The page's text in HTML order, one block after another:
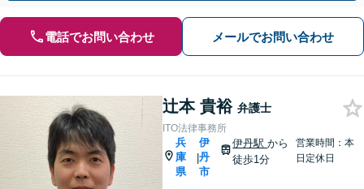
電話でお問い合わせ メールでお問い合わせ
辻本 貴裕 弁護士
ITO法律事務所
兵
庫
県
|
伊
丹
市
伊丹駅から
徒歩1分
営業時間：本
日定休日